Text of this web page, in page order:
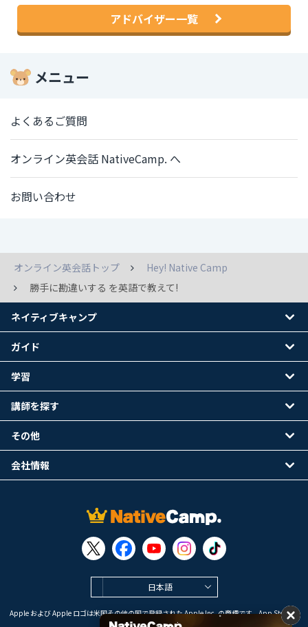
アドバイザー一覧
メニュー
よくあるご質問
オンライン英会話 NativeCamp. へ
お問い合わせ
オンライン英会話トップ
Hey! Native Camp
勝手に勘違いする を英語で教えて!
日本語
Apple および Apple ロゴは米国その他の国で登録された Apple Inc. の商標です。App Store は
Apple Inc. のサービスマークです。
ネイティブキャンプ
ガイド
学習
講師を探す
その他
会社情報